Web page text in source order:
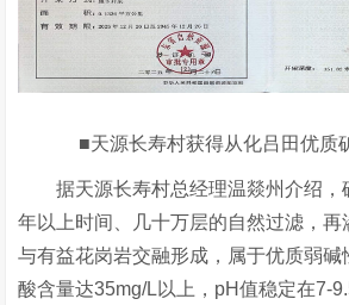
■天源长寿村获得从化吕田优质
据天源长寿村总经理温燚州介绍
年以上时间、几十万层的自然过滤，再
与有益花岗岩交融形成，属于优质弱
酸含量达35mg/L以上，pH值稳定在7-